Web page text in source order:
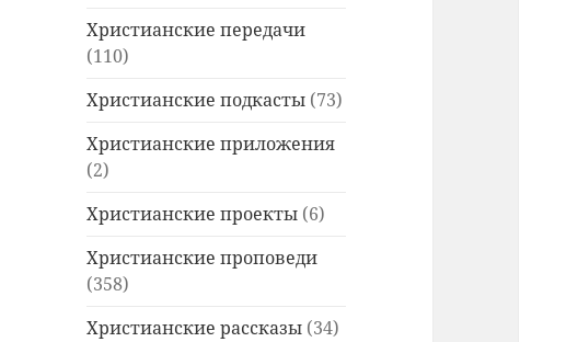
Христианские передачи
(110)
Христианские подкасты (73)
Христианские приложения
(2)
Христианские проекты (6)
Христианские проповеди
(358)
Христианские рассказы (34)